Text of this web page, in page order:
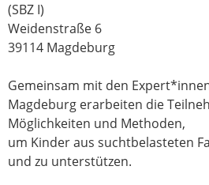
(SBZ I)
Weidenstraße 6
39114 Magdeburg
Gemeinsam mit den
Magdeburg erarbeiten die
Möglichkeiten und Methoden,
um Kinder aus suchtbelasteten
und zu unterstützen.